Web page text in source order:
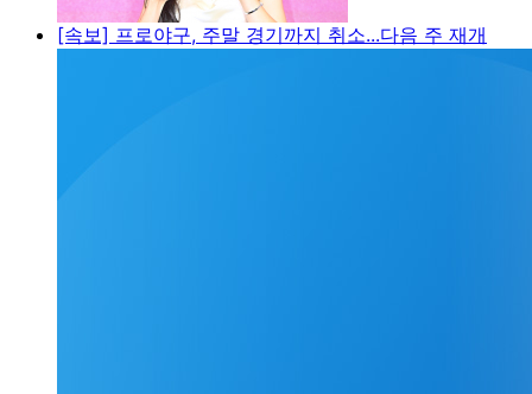
[속보] 프로야구, 주말 경기까지 취소...다음 주 재개